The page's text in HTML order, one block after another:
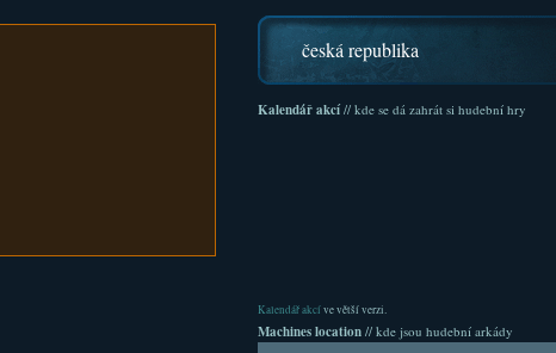
česká republika
Kalendář akcí// kde se dá zahrát si hudební hry
Kalendář akcíve větší verzi.
Machines location// kde jsou hudební arkády